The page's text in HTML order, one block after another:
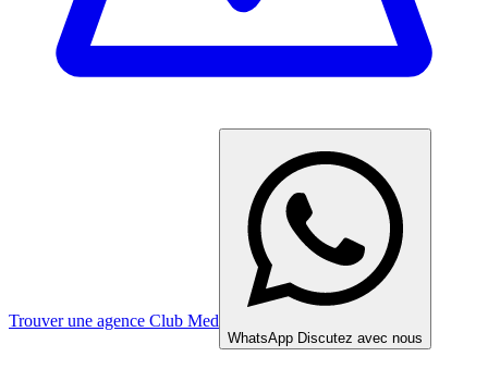
Trouver une agence Club Med
WhatsApp Discutez avec nous